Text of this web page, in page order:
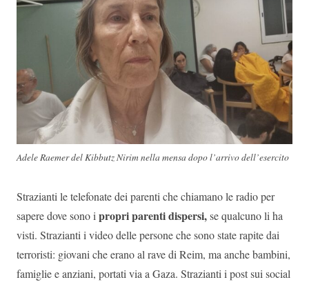
Adele Raemer del Kibbutz Nirim nella mensa dopo l’arrivo dell’esercito
Strazianti le telefonate dei parenti che chiamano le radio per
sapere dove sono ipropri parenti dispersi,se qualcuno li ha
visti. Strazianti i video delle persone che sono state rapite dai
terroristi: giovani che erano al rave di Reim, ma anche bambini,
famiglie e anziani, portati via a Gaza. Strazianti i post sui social